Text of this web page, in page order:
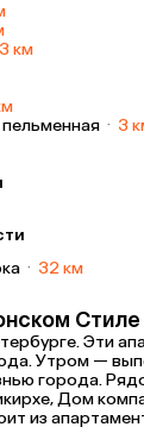
3 км
· 3
· 32 км
Стиле
Эти
Утром —
города.
Дом
из